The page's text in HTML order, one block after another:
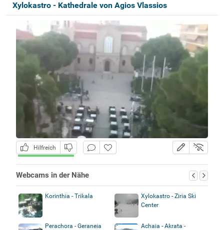
Xylokastro - Kathedrale von Agios Vlassios
Hilfreich
Webcams in der Nähe
Korinthia - Trikala
Xylokastro - Ziria Ski
Center
Perachora - Geraneia
Achaia - Akrata -